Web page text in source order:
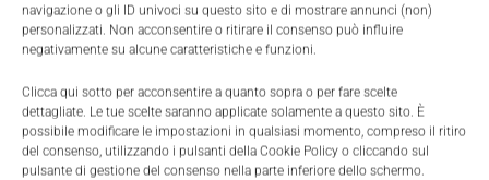
navigazione o gli ID univoci su questo sito e di mostrare annunci (non)
personalizzati. Non acconsentire o ritirare il consenso può influire
negativamente su alcune caratteristiche e funzioni.
Clicca qui sotto per acconsentire a quanto sopra o per fare scelte
dettagliate. Le tue scelte saranno applicate solamente a questo sito. È
possibile modificare le impostazioni in qualsiasi momento, compreso il ritiro
del consenso, utilizzando i pulsanti della Cookie Policy o cliccando sul
pulsante di gestione del consenso nella parte inferiore dello schermo.
TI POTREBBERO INTERESSARE ⇢